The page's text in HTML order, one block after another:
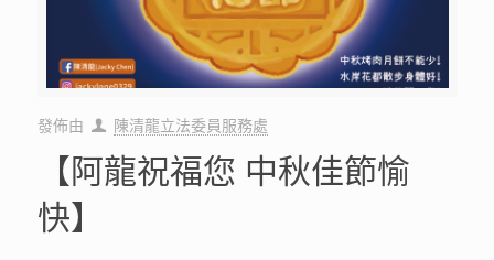
發佈由 陳清龍立法委員服務處
【阿龍祝福您 中秋佳節愉
快】